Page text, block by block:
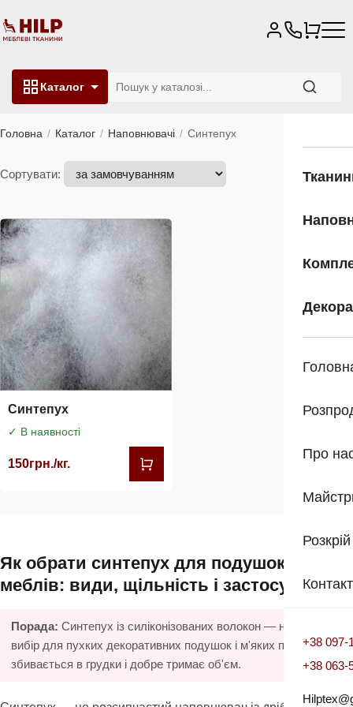
Каталог
Про
Розкрій
+38 097-
+38 063-
Головна Каталог Наповнювачі Синтепух
Сортувати: Фільтр
Синтепух
✓ В наявності
150грн./кг.
Як обрати синтепух для подушок і
меблів: види, щільність і застосування
Порада: Синтепух із силіконізованих волокон — найкращий
вибір для пухких декоративних подушок і м'яких пуфів: не
збивається в грудки і добре тримає об'єм.